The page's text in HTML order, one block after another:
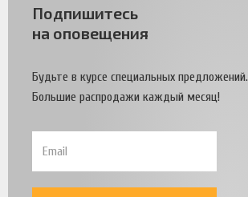
Подпишитесь
на оповещения
Будьте в курсе специальных предложений.
Большие распродажи каждый месяц!